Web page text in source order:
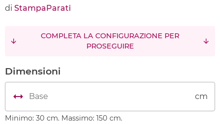
di StampaParati
COMPLETA LA CONFIGURAZIONE PER
PROSEGUIRE
Dimensioni
cm
Minimo: 30 cm. Massimo: 150 cm.